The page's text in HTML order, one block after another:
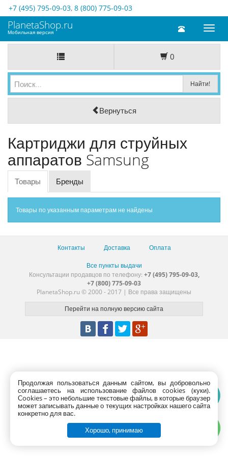
+7 (495) 795-09-03, 8 (800) 775-09-03
Toggle
PlanetaShop.ru
Мобильная версия
0
Вернуться
Картриджи для струйных
аппаратов Samsung
Товары Бренды
Товары по указанным параметрам не найдены
Контакты Доставка Оплата
Все пункты выдачи
Консультации продавцов по телефону: +7 (495) 795-09-03,
+7 (800) 775-09-03
PlanetaShop.ru © 2000 - 2017 | Все права защищены
Продолжая пользоваться данным сайтом, вы добровольно
соглашаетесь на использование файлов cookies (куки).
Сookies – это небольшие текстовые файлы, в которые браузер
может записывать данные о текущих настройках нашего сайта
конкретно для вас.
Хорошо, принимаю